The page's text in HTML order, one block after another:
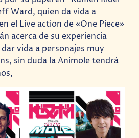
Ward, quien da vida a
el Live action de «One Piece»
acerca de su experiencia
vida a personajes muy
sin duda la Animole tendrá